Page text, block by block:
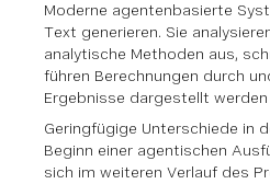
Moderne agentenbasierte
Text generieren. Sie
analytische Methoden aus,
führen Berechnungen durch
Ergebnisse dargestellt werden
Geringfügige Unterschiede in
Beginn einer agentischen
sich im weiteren Verlauf des